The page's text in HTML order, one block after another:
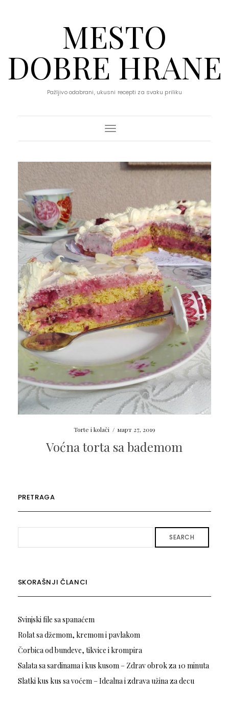
MESTO
DOBRE HRANE
Pažljivo odabrani, ukusni recepti za svaku priliku
Toggle Navigation
Torte i kolači / март 27, 2019
Voćna torta sa bademom
PRETRAGA
SEARCH
SKORAŠNJI ČLANCI
Svinjski file sa spanaćem
Rolat sa džemom, kremom i pavlakom
Čorbica od bundeve, tikvice i krompira
Salata sa sardinama i kus kusom – Zdrav obrok za 10 minuta
Slatki kus kus sa voćem – Idealna i zdrava užina za decu